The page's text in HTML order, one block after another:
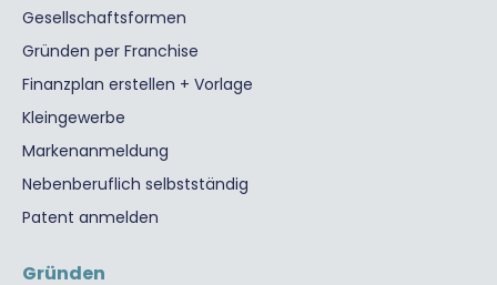
Gesellschaftsformen
Gründen per Franchise
Finanzplan erstellen + Vorlage
Kleingewerbe
Markenanmeldung
Nebenberuflich selbstständig
Patent anmelden
Gründen